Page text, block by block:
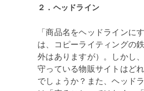
２．ヘッドライン
「商品名をヘッドラインに
は、コピーライティングの
外はありますが）。しかし
守っている物販サイトはど
でしょうか？また、ヘッド